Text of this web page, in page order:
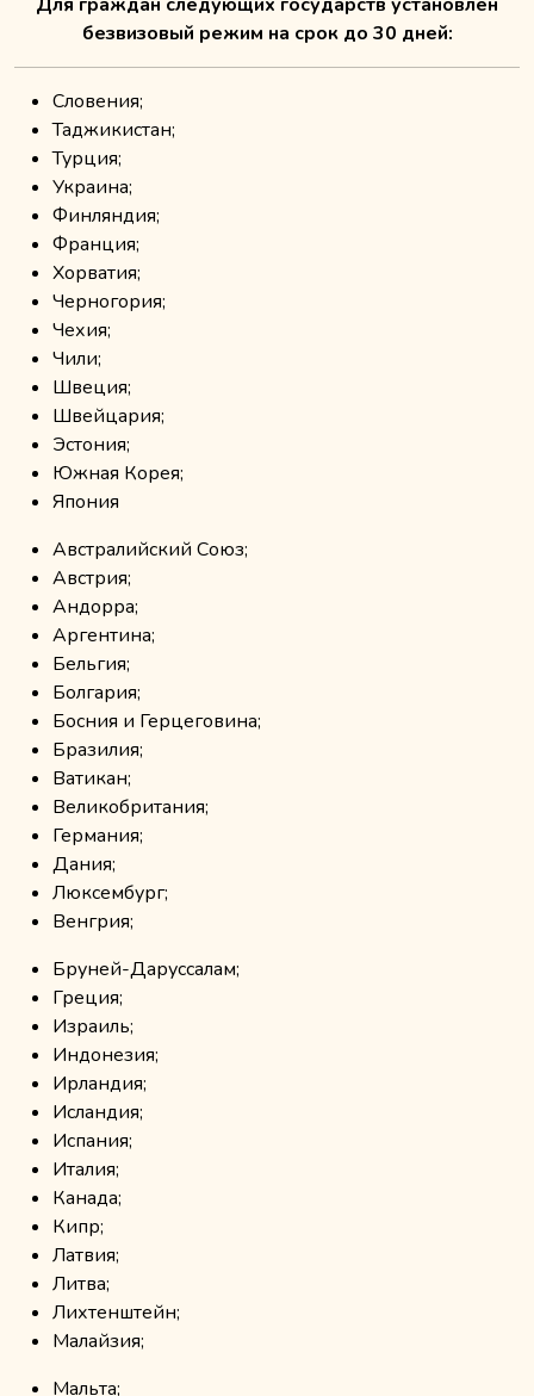
безвизовый режим на срок до 30 дней:
Словения;
Таджикистан;
Турция;
Украина;
Финляндия;
Франция;
Хорватия;
Черногория;
Чехия;
Чили;
Швеция;
Швейцария;
Эстония;
Южная Корея;
Япония
Австралийский Союз;
Австрия;
Андорра;
Аргентина;
Бельгия;
Болгария;
Босния и Герцеговина;
Бразилия;
Ватикан;
Великобритания;
Германия;
Дания;
Люксембург;
Венгрия;
Бруней-Даруссалам;
Греция;
Израиль;
Индонезия;
Ирландия;
Исландия;
Испания;
Италия;
Канада;
Кипр;
Латвия;
Литва;
Лихтенштейн;
Малайзия;
Мальта;